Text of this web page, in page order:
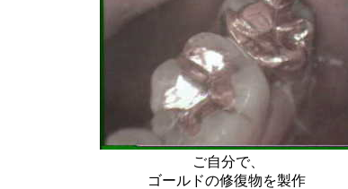
ご自分で、
ゴールドの修復物を製作